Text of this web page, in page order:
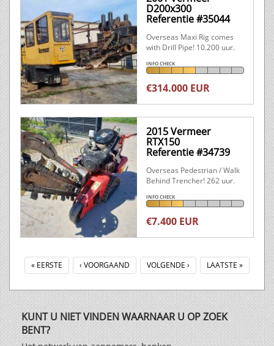
D200x300
Referentie #35044
Overseas Maxi Rig comes
with Drill Pipe! 10.200 uur.
INFO CHECK
€314.000 EUR
2015 Vermeer
RTX150
Referentie #34739
Overseas Pedestrian / Walk
Behind Trencher! 262 uur.
INFO CHECK
€7.400 EUR
« EERSTE ‹ VOORGAAND VOLGENDE › LAATSTE »
KUNT U NIET VINDEN WAARNAAR U OP ZOEK
BENT?